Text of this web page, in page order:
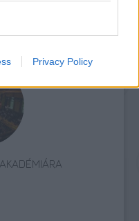
Privacy Policy